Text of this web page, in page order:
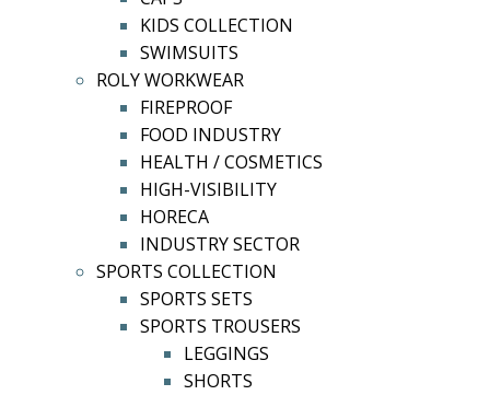
KIDS COLLECTION
SWIMSUITS
ROLY WORKWEAR
FIREPROOF
FOOD INDUSTRY
HEALTH / COSMETICS
HIGH-VISIBILITY
HORECA
INDUSTRY SECTOR
SPORTS COLLECTION
SPORTS SETS
SPORTS TROUSERS
LEGGINGS
SHORTS